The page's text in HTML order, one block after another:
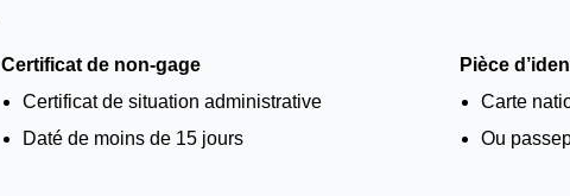
Certificat de non-gage
Certificat de situation administrative
Daté de moins de 15 jours
Pièce
Carte
Ou